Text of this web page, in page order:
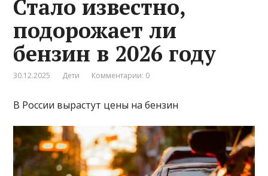
Стало известно,
подорожает ли
бензин в 2026 году
30.12.2025 Дети Комментарии: 0
В России вырастут цены на бензин